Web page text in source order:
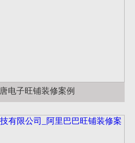
电子旺铺装修案例